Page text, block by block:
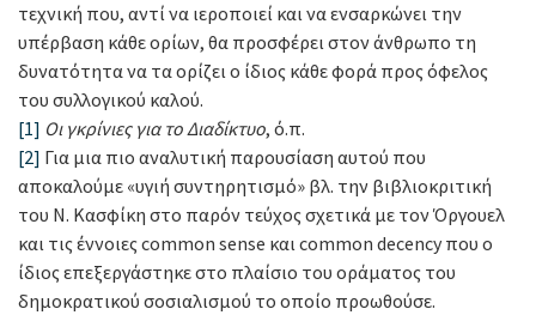
τεχνική που, αντί να ιεροποιεί και να ενσαρκώνει την
υπέρβαση κάθε ορίων, θα προσφέρει στον άνθρωπο τη
δυνατότητα να τα ορίζει ο ίδιος κάθε φορά προς όφελος
του συλλογικού καλού.
[1] Οι γκρίνιες για το Διαδίκτυο, ό.π.
[2] Για μια πιο αναλυτική παρουσίαση αυτού που
αποκαλούμε «υγιή συντηρητισμό» βλ. την βιβλιοκριτική
του Ν. Κασφίκη στο παρόν τεύχος σχετικά με τον Όργουελ
και τις έννοιες common sense και common decency που ο
ίδιος επεξεργάστηκε στο πλαίσιο του οράματος του
δημοκρατικού σοσιαλισμού το οποίο προωθούσε.